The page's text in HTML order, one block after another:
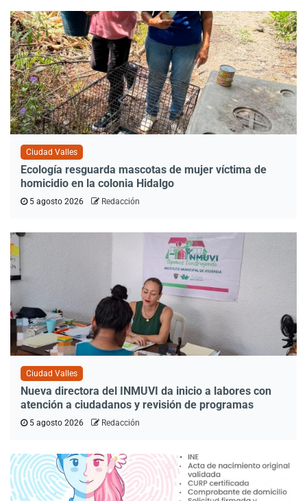
Ciudad Valles
Ecología resguarda mascotas de mujer víctima de
homicidio en la colonia Hidalgo
5 agosto 2026 Redacción
Ciudad Valles
Nueva directora del INMUVI da inicio a labores con
atención a ciudadanos y revisión de programas
5 agosto 2026 Redacción